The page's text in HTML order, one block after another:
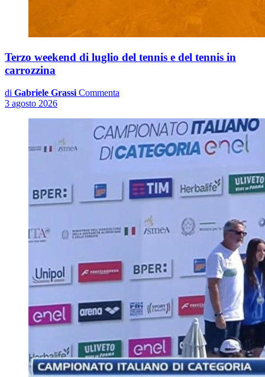
Terzo weekend di luglio del tennis e del tennis in
carrozzina
di Gabriele Grassi Commenta
3 agosto 2026